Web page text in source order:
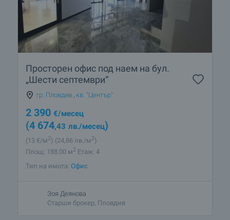
Просторен офис под наем на бул.
„Шести септември“
гр. Пловдив кв. "Център"
2 390 €/месец
(4 674,43 лв./месец)
(13 €/м2) (24 ,86 лв./м2)
Площ: 188.00 м2 Етаж: 4
Тип на имота: Офис
Зоя Деянова
Старши брокер, Пловдив